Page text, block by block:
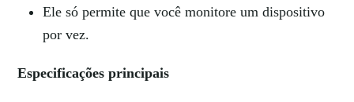
Ele só permite que você monitore um dispositivo
por vez.
Especificações principais